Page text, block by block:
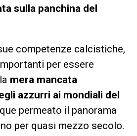
sulla panchina del
competenze calcistiche,
per essere
mera mancata
azzurri ai mondiali del
permeato il panorama
per quasi mezzo secolo.